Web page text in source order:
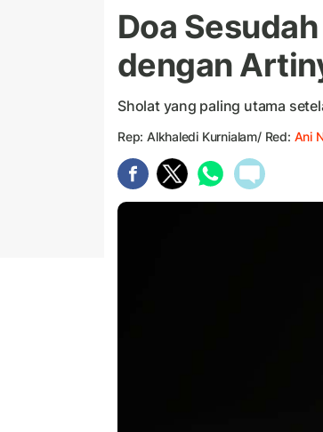
Doa
dengan
Sholat yang paling utama
Rep: Alkhaledi Kurnialam/ Red: Ani